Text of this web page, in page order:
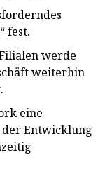
fest.
werde
weiterhin
eine
der Entwicklung